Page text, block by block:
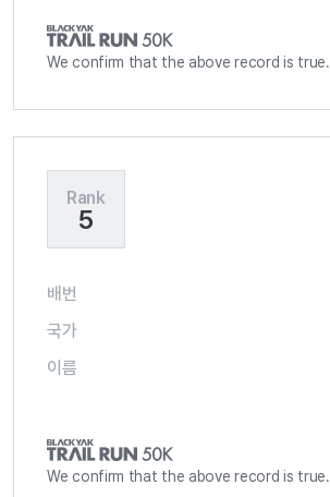
We confirm that the above record is true.
Rank
5
배번
국가
이름
We confirm that the above record is true.